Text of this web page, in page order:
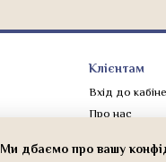
Клієнтам
Вхід до
Про нас
Обмін та
Ми дбаємо про вашу